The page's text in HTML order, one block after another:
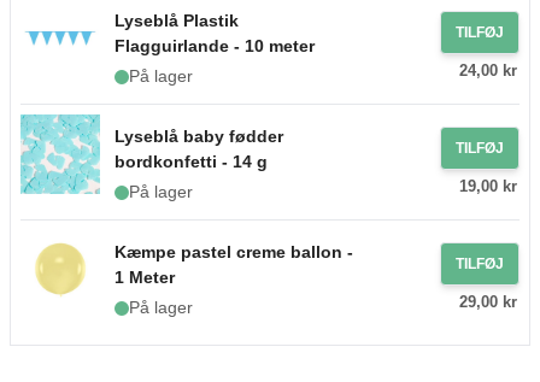
Lyseblå Plastik
Flagguirlande - 10 meter
På lager
TILFØJ
24,00 kr
Lyseblå baby fødder
bordkonfetti - 14 g
På lager
TILFØJ
19,00 kr
Kæmpe pastel creme ballon -
1 Meter
På lager
TILFØJ
29,00 kr